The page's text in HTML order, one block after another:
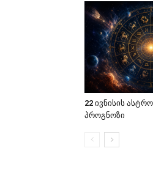
22 ივნისის
პროგნოზი